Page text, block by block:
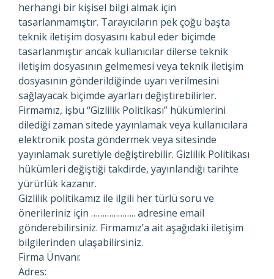
herhangi bir kişisel bilgi almak için
tasarlanmamıştır. Tarayıcıların pek çoğu başta
teknik iletişim dosyasını kabul eder biçimde
tasarlanmıştır ancak kullanıcılar dilerse teknik
iletişim dosyasının gelmemesi veya teknik iletişim
dosyasının gönderildiğinde uyarı verilmesini
sağlayacak biçimde ayarları değiştirebilirler.
Firmamız, işbu “Gizlilik Politikası” hükümlerini
dilediği zaman sitede yayınlamak veya kullanıcılara
elektronik posta göndermek veya sitesinde
yayınlamak suretiyle değiştirebilir. Gizlilik Politikası
hükümleri değiştiği takdirde, yayınlandığı tarihte
yürürlük kazanır.
Gizlilik politikamız ile ilgili her türlü soru ve
önerileriniz için ……………….. adresine email
gönderebilirsiniz. Firmamız’a ait aşağıdaki iletişim
bilgilerinden ulaşabilirsiniz.
Firma Ünvanı:
Adres: